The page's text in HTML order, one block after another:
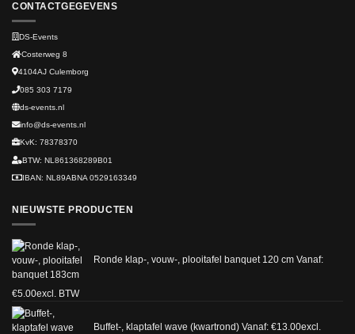
CONTACTGEGEVENS
DS-Events
Costerweg 8
4104AJ Culemborg
085 303 7179
ds-events.nl
info@ds-events.nl
KvK: 78378370
BTW: NL861368289B01
IBAN: NL89ABNA 0529163349
NIEUWSTE PRODUCTEN
Ronde klap-, vouw-, plooitafel banquet 120 cm Vanaf:
€5.00excl. BTW
Buffet-, klaptafel wave (kwartrond) Vanaf: €13.00excl.